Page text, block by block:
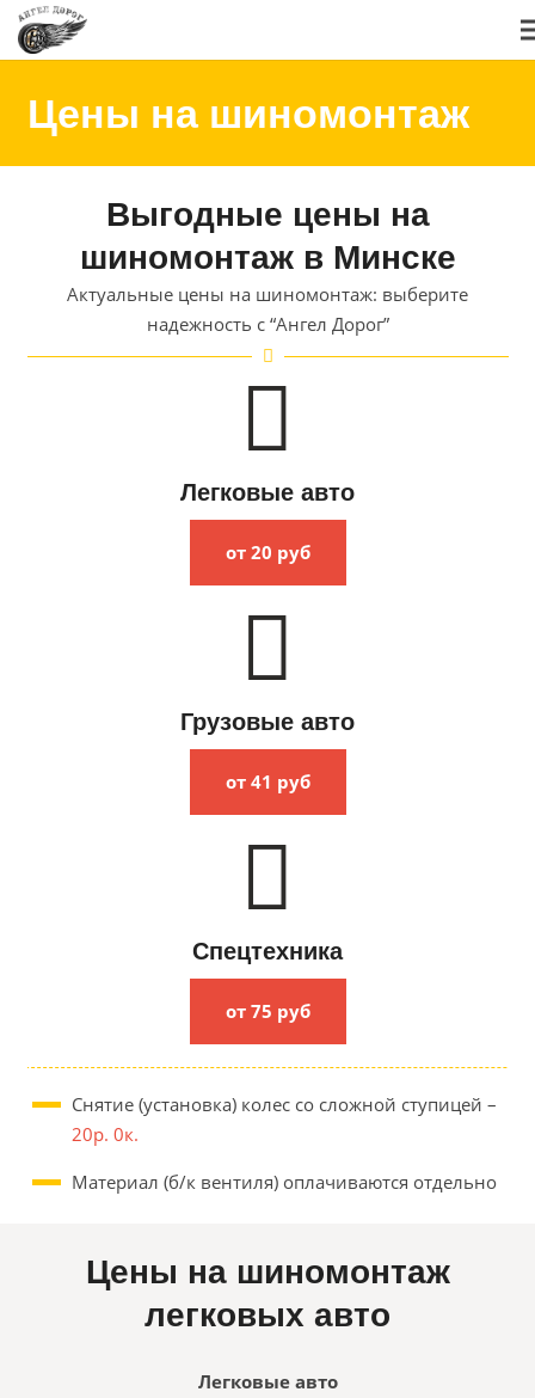
Цены на шиномонтаж
Выгодные цены на
шиномонтаж в Минске
Актуальные цены на шиномонтаж: выберите
надежность с “Ангел Дорог”
Легковые авто
от 20 руб
Грузовые авто
от 41 руб
Спецтехника
от 75 руб
Снятие (установка) колес со сложной ступицей –
20р. 0к.
Материал (б/к вентиля) оплачиваются отдельно
Цены на шиномонтаж
легковых авто
Легковые авто